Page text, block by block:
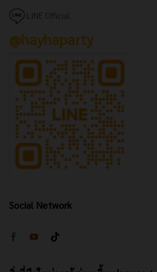
@hayhaparty
Social Network